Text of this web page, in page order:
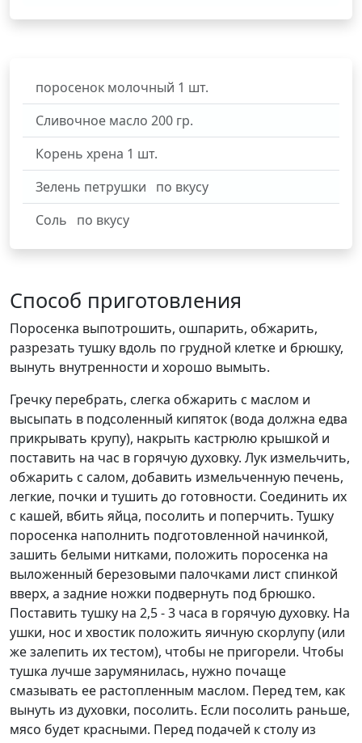
поросeнок молочный 1 шт.
Сливочное масло 200 гр.
Корень хрена 1 шт.
Зелень петрушки
по вкусу
Соль
по вкусу
Способ приготовления
Поросенка выпотрошить, ошпарить, обжарить,
разрезать тушку вдоль по грудной клетке и брюшку,
вынуть внутренности и хорошо вымыть.
Гречку перебрать, слегка обжарить с маслом и
высыпать в подсоленный кипяток (вода должна едва
прикрывать крупу), накрыть кастрюлю крышкой и
поставить на час в горячую духовку. Лук измельчить,
обжарить с салом, добавить измельченную печень,
легкие, почки и тушить до готовности. Соединить их
с кашей, вбить яйца, посолить и поперчить. Тушку
поросенка наполнить подготовленной начинкой,
зашить белыми нитками, положить поросенка на
выложенный березовыми палочками лист спинкой
вверх, а задние ножки подвернуть под брюшко.
Поставить тушку на 2,5 - 3 часа в горячую духовку. На
ушки, нос и хвостик положить яичную скорлупу (или
же залепить их тестом), чтобы не пригорели. Чтобы
тушка лучше зарумянилась, нужно почаще
смазывать ее растопленным маслом. Перед тем, как
вынуть из духовки, посолить. Если посолить раньше,
мясо будет красными. Перед подачей к столу из